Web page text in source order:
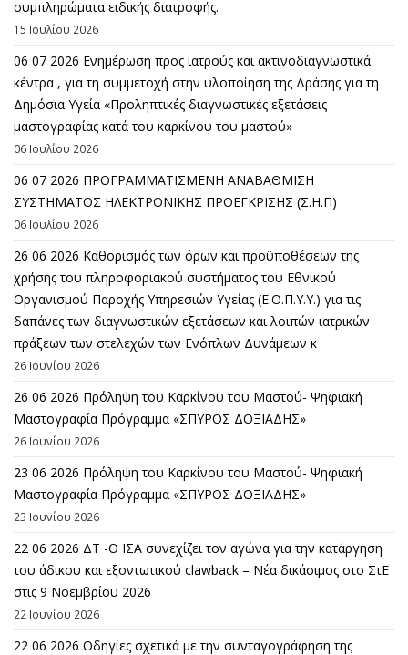
συμπληρώματα ειδικής διατροφής.
15 Ιουλίου 2026
06 07 2026 Eνημέρωση προς ιατρούς και ακτινοδιαγνωστικά
κέντρα , για τη συμμετοχή στην υλοποίηση της Δράσης για τη
Δημόσια Υγεία «Προληπτικές διαγνωστικές εξετάσεις
μαστογραφίας κατά του καρκίνου του μαστού»
06 Ιουλίου 2026
06 07 2026 ΠΡΟΓΡΑΜΜΑΤΙΣΜΕΝΗ ΑΝΑΒΑΘΜΙΣΗ
ΣΥΣΤΗΜΑΤΟΣ ΗΛΕΚΤΡΟΝΙΚΗΣ ΠΡΟΕΓΚΡΙΣΗΣ (Σ.Η.Π)
06 Ιουλίου 2026
26 06 2026 Καθορισμός των όρων και προϋποθέσεων της
χρήσης του πληροφοριακού συστήματος του Εθνικού
Οργανισμού Παροχής Υπηρεσιών Υγείας (Ε.Ο.Π.Υ.Υ.) για τις
δαπάνες των διαγνωστικών εξετάσεων και λοιπών ιατρικών
πράξεων των στελεχών των Ενόπλων Δυνάμεων κ
26 Ιουνίου 2026
26 06 2026 Πρόληψη του Καρκίνου του Μαστού- Ψηφιακή
Μαστογραφία Πρόγραμμα «ΣΠΥΡΟΣ ΔΟΞΙΑΔΗΣ»
26 Ιουνίου 2026
23 06 2026 Πρόληψη του Καρκίνου του Μαστού- Ψηφιακή
Μαστογραφία Πρόγραμμα «ΣΠΥΡΟΣ ΔΟΞΙΑΔΗΣ»
23 Ιουνίου 2026
22 06 2026 ΔΤ -Ο ΙΣΑ συνεχίζει τον αγώνα για την κατάργηση
του άδικου και εξοντωτικού clawback – Νέα δικάσιμος στο ΣτΕ
στις 9 Νοεμβρίου 2026
22 Ιουνίου 2026
22 06 2026 Οδηγίες σχετικά με την συνταγογράφηση της